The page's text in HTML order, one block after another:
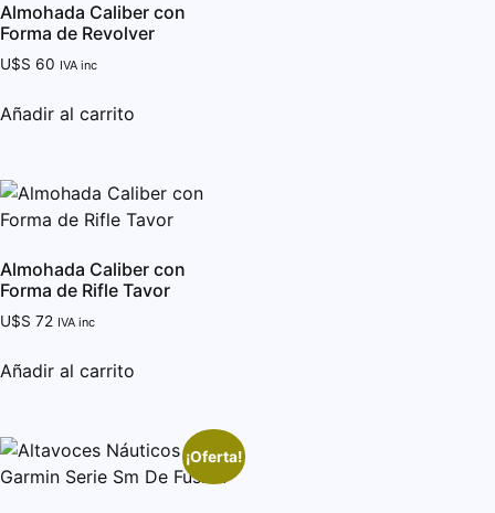
Almohada Caliber con
Forma de Revolver
U$S 60 IVA inc
Añadir al carrito
Almohada Caliber con
Forma de Rifle Tavor
U$S 72 IVA inc
Añadir al carrito
¡Oferta!